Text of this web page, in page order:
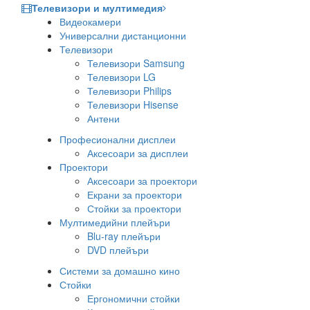
Телевизори и мултимедия
Видеокамери
Универсални дистанционни
Телевизори
Телевизори Samsung
Телевизори LG
Телевизори Philips
Телевизори Hisense
Антени
Професионални дисплеи
Аксесоари за дисплеи
Проектори
Аксесоари за проектори
Екрани за проектори
Стойки за проектори
Мултимедийни плейъри
Blu-ray плейъри
DVD плейъри
Системи за домашно кино
Стойки
Ергономични стойки